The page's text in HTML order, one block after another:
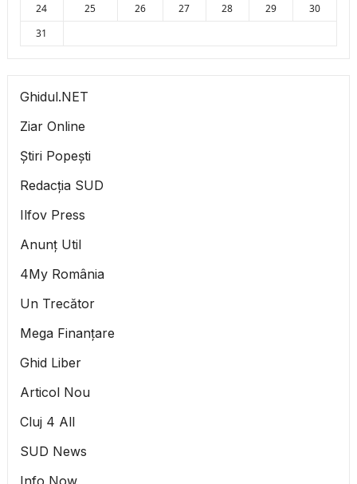
24
25 26 27 28 29
30
31
Ghidul.NET
Ziar Online
Știri Popești
Redacția SUD
Ilfov Press
Anunț Util
4My România
Un Trecător
Mega Finanțare
Ghid Liber
Articol Nou
Cluj 4 All
SUD News
Info Now